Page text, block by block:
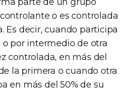
o es controlada
Es decir, cuando participa
por intermedio de otra
controlada, en más del
la primera o cuando otra
en más del 50% de su